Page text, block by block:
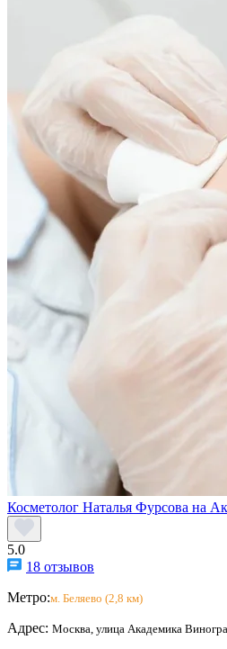
Косметолог Наталья Фурсова на
5.0
18 отзывов
Метро:м. Беляево (2,8 км)
Адрес: Москва, улица Академика